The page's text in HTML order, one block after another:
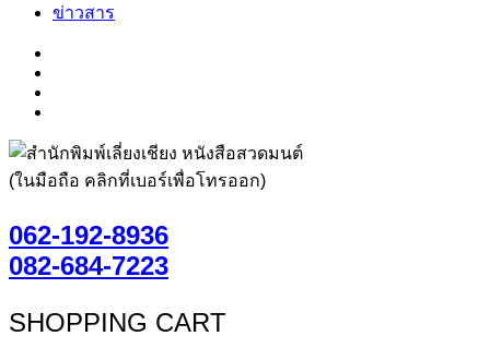
ข่าวสาร
(ในมือถือ คลิกที่เบอร์เพื่อโทรออก)
062-192-8936
082-684-7223
SHOPPING CART